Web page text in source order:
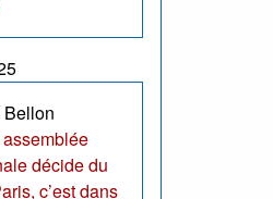
décide du
c’est dans